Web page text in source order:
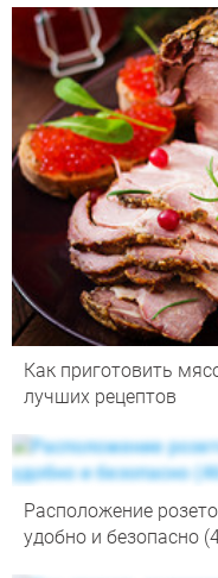
Как приготовить
лучших рецептов
Расположение
удобно и безопасно